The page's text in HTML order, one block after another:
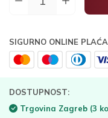
SIGURNO ONLINE
DOSTUPNOST:
Trgovina Zagreb (3